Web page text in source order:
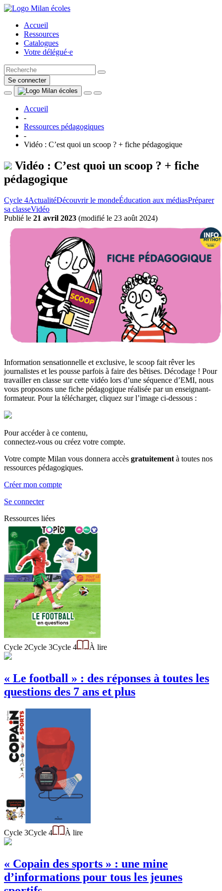
Accueil
Ressources
Catalogues
Votre délégué·e
Se connecter
Accueil
-
Ressources pédagogiques
-
Vidéo : C’est quoi un scoop ? + fiche pédagogique
Vidéo : C’est quoi un scoop ? + fiche
pédagogique
Cycle 4ActualitéDécouvrir le mondeÉducation aux médiasPréparer
sa classeVidéo
Publié le 21 avril 2023 (modifié le 23 août 2024)
Information sensationnelle et exclusive, le scoop fait rêver les
journalistes et les pousse parfois à faire des bêtises. Décodage ! Pour
travailler en classe sur cette vidéo lors d’une séquence d’EMI, nous
vous proposons une fiche pédagogique réalisée par un enseignant-
formateur. Pour la télécharger, cliquez sur l’image ci-dessous :
Pour accéder à ce contenu,
connectez-vous ou créez votre compte.
Votre compte Milan vous donnera accès gratuitement à toutes nos
ressources pédagogiques.
Créer mon compte
Se connecter
Ressources liées
Cycle 2Cycle 3Cycle 4 À lire
« Le football » : des réponses à toutes les
questions des 7 ans et plus
Cycle 3Cycle 4 À lire
« Copain des sports » : une mine
d’informations pour tous les jeunes